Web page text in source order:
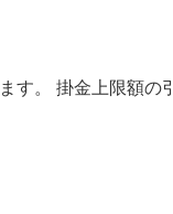
す。 掛金上限額の